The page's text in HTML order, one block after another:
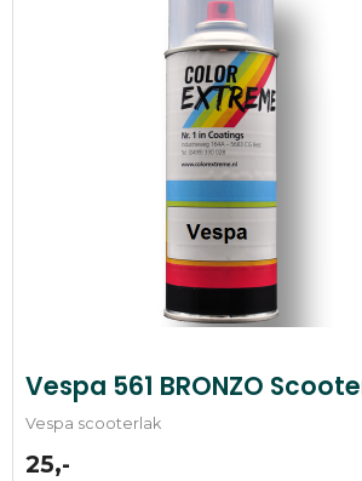
Vespa 561 BRONZO
Vespa scooterlak
25,-